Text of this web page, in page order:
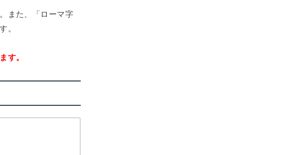
また、「ローマ字
。
す。